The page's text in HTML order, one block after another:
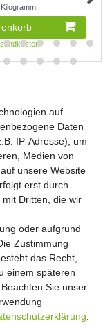
auf
Daten
IP-Adresse), um
Medien von
unsere Website
erst durch
Dritten, die wir
oder aufgrund
Zustimmung
das Recht,
einem späteren
Sie unser
auf
Daten
IP-Adresse), um
Medien von
unsere Website
erst durch
Dritten, die wir
oder aufgrund
Zustimmung
das Recht,
einem späteren
Sie unser